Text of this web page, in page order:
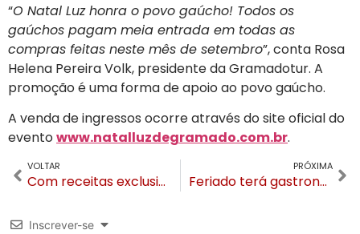
“O Natal Luz honra o povo gaúcho! Todos os
gaúchos pagam meia entrada em todas as
compras feitas neste mês de setembro”, conta Rosa
Helena Pereira Volk, presidente da Gramadotur. A
promoção é uma forma de apoio ao povo gaúcho.
A venda de ingressos ocorre através do site oficial do
eventowww.natalluzdegramado.com.br.
VOLTAR
Com receitas exclusivas Sabores de Canela inicia nesta quarta (4). Saiba como participar
PRÓXIMA
Feriado terá gastronomia e atrações nos restaurantes, hotéis, pousadas e parques de Canela
Inscrever-se